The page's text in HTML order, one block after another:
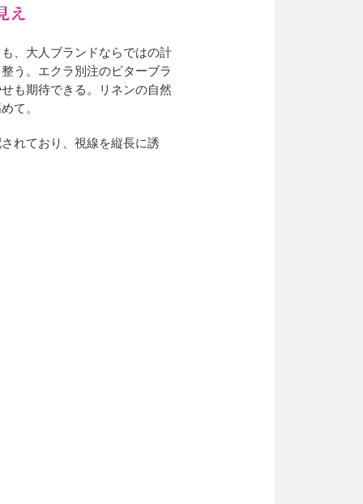
え
、大人ブランドならではの計
う。エクラ別注のビターブラ
も期待できる。リネンの自然
て。
れており、視線を縦長に誘